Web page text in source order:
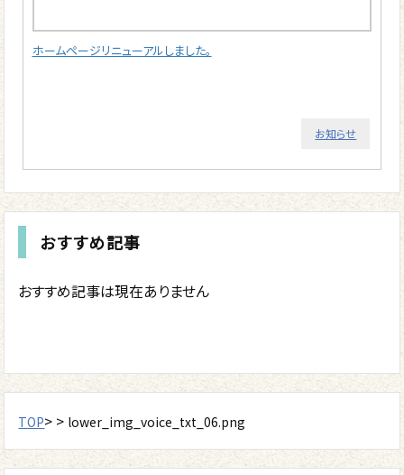
ホームページリニューアルしました。
お知らせ
おすすめ記事
おすすめ記事は現在ありません
TOP> > lower_img_voice_txt_06.png